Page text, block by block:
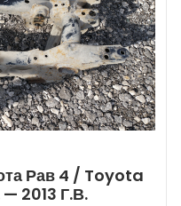
Рав 4 / Toyota
2013 Г.в.